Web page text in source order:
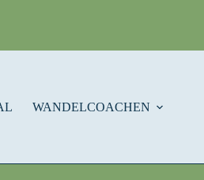
WANDELCOACHEN